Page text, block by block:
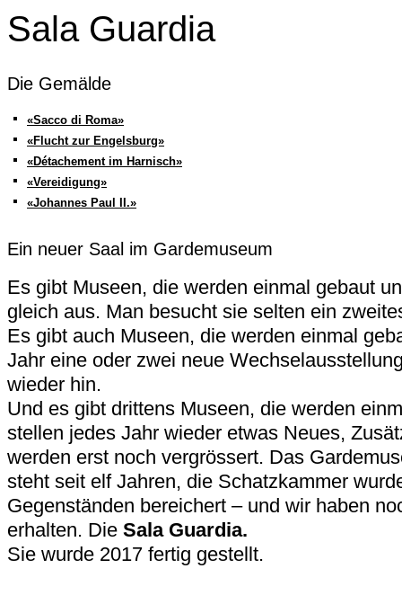
Sala Guardia
Die Gemälde
«Sacco di Roma»
«Flucht zur Engelsburg»
«Détachement im Harnisch»
«Vereidigung»
«Johannes Paul II.»
Ein neuer Saal im Gardemuseum
Es gibt Museen, die werden einmal gebaut
gleich aus. Man besucht sie selten ein
Es gibt auch Museen, die werden einmal
Jahr eine oder zwei neue
wieder hin.
Und es gibt drittens Museen, die werden
stellen jedes Jahr wieder etwas Neues,
werden erst noch vergrössert. Das
steht seit elf Jahren, die Schatzkammer
Gegenständen bereichert – und wir haben
erhalten. Die Sala Guardia.
Sie wurde 2017 fertig gestellt.